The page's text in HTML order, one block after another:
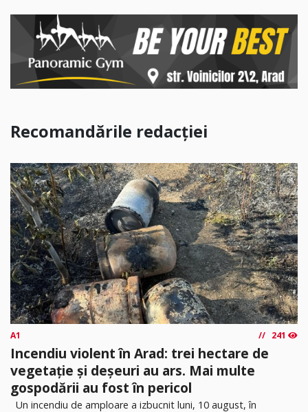
Recomandările redacției
A1 241
Incendiu violent în Arad: trei hectare de
vegetație și deșeuri au ars. Mai multe
gospodării au fost în pericol
Un incendiu de amploare a izbucnit luni, 10 august, în